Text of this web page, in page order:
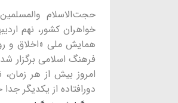
حجت‌الاسلام
خواهران کشور، نهم
همایش ملی «اخلاق و
فرهنگ اسلامی برگزار
امروز بیش از هر
دورافتاده از یکدیگر